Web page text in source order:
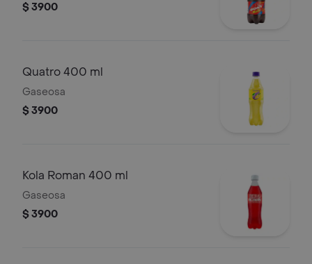
$ 3900
Quatro 400 ml
Gaseosa
$ 3900
Kola Roman 400 ml
Gaseosa
$ 3900